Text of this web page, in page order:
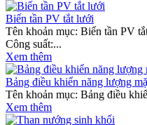
Biến tần PV tắt lưới
Tên khoản mục: Biến tần PV
Công suất:...
Xem thêm
Bảng điều khiển năng lượng
Tên khoản mục: Bảng điều
Xem thêm